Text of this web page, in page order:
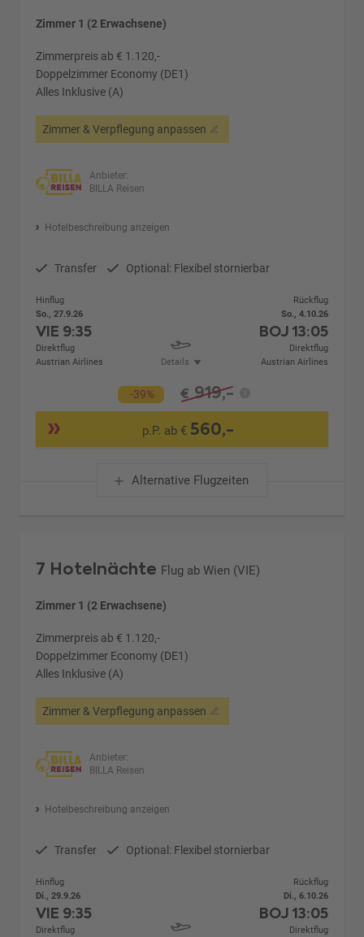
Zimmer 1 (2 Erwachsene)
Zimmerpreis ab € 1.120,-
Doppelzimmer Economy (DE1)
Alles Inklusive (A)
Zimmer & Verpflegung anpassen
Anbieter:
BILLA Reisen
Hotelbeschreibung anzeigen
Transfer Optional: Flexibel stornierbar
Hinflug
So., 27.9.26
VIE 9:35
Direktflug
Austrian Airlines
Details
Rückflug
So., 4.10.26
BOJ 13:05
Direktflug
Austrian Airlines
-39% € 919,-
p.P. ab € 560,-
Alternative Flugzeiten
7 Hotelnächte Flug ab Wien (VIE)
Zimmer 1 (2 Erwachsene)
Zimmerpreis ab € 1.120,-
Doppelzimmer Economy (DE1)
Alles Inklusive (A)
Zimmer & Verpflegung anpassen
Anbieter:
BILLA Reisen
Hotelbeschreibung anzeigen
Transfer Optional: Flexibel stornierbar
Hinflug
Di., 29.9.26
VIE 9:35
Direktflug
Rückflug
Di., 6.10.26
BOJ 13:05
Direktflug